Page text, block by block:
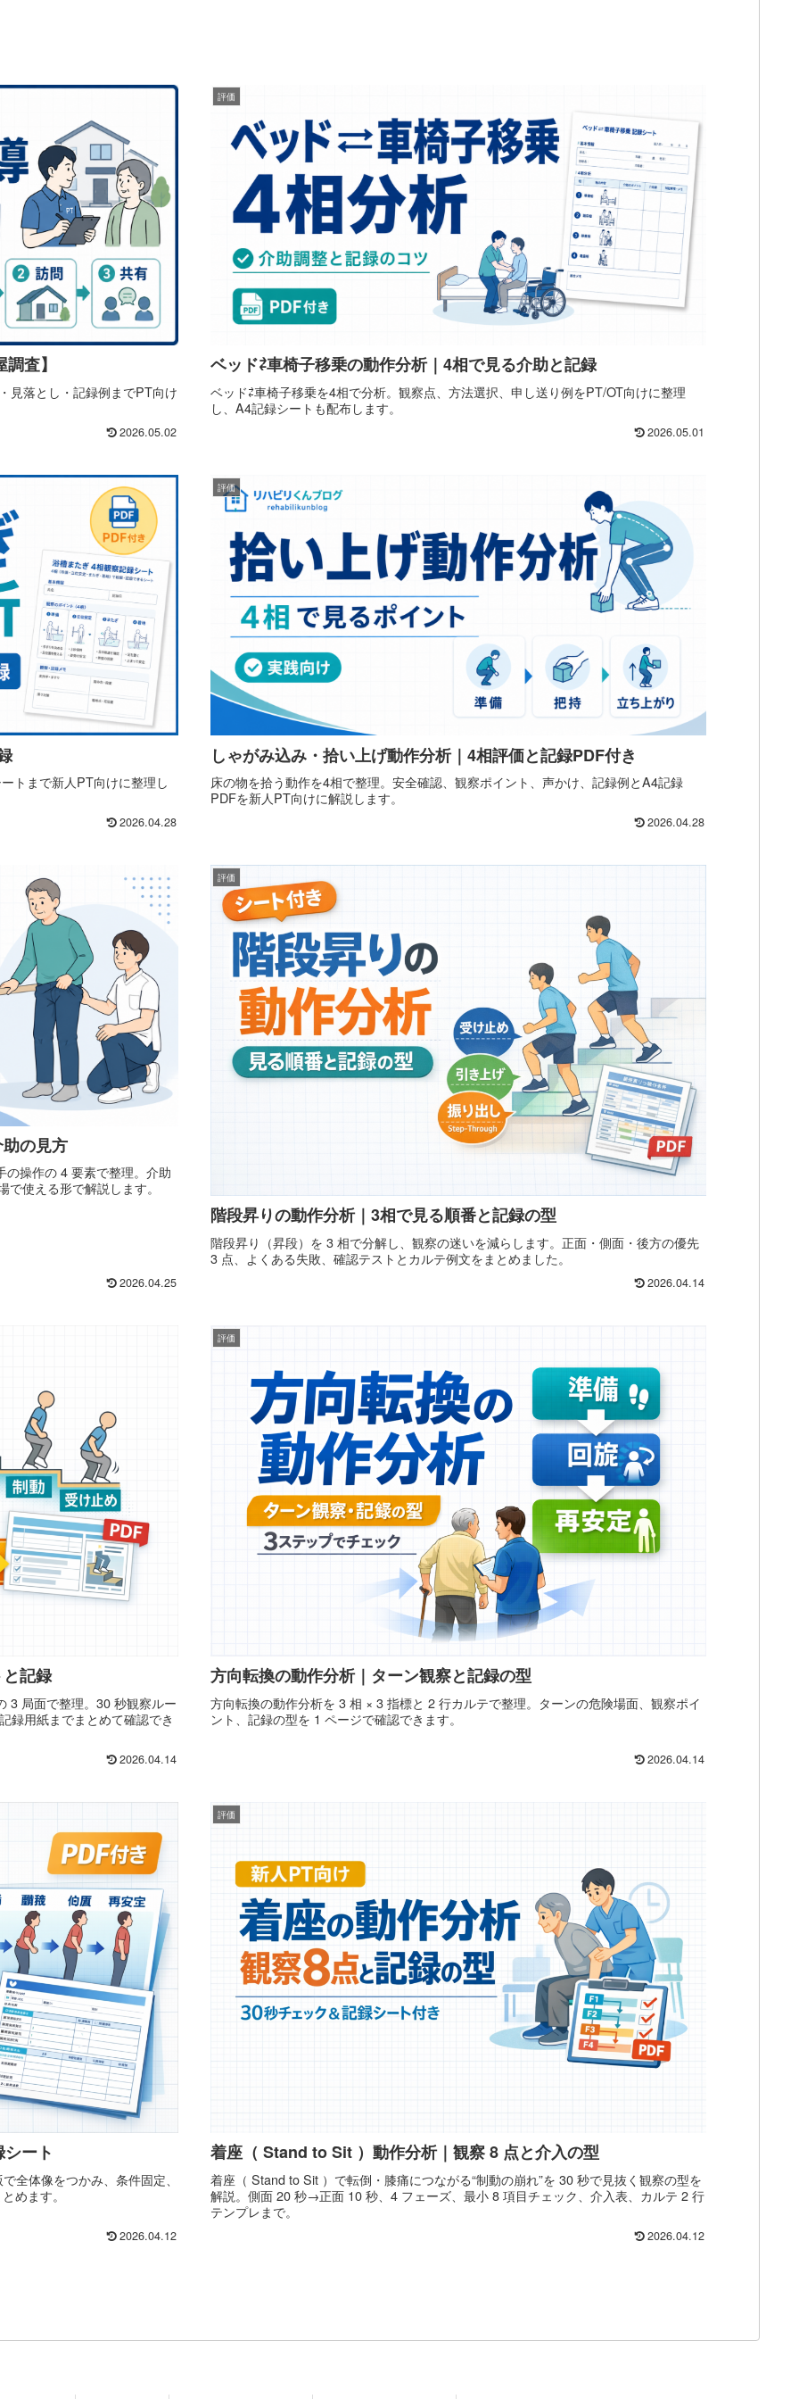
査】
見落とし・記録例までPT向け
2026.05.02
評価
ベッド⇄車椅子移乗の動作分析｜4相で見る介助と記録
ベッド⇄車椅子移乗を4相で分析。観察点、方法選択、申し送り例をPT/OT向けに整理
し、A4記録シートも配布します。
2026.05.01
トまで新人PT向けに整理し
2026.04.28
評価
しゃがみ込み・拾い上げ動作分析｜4相評価と記録PDF付き
床の物を拾う動作を4相で整理。安全確認、観察ポイント、声かけ、記録例とA4記録
PDFを新人PT向けに解説します。
2026.04.28
の見方
操作の 4 要素で整理。介助
使える形で解説します。
2026.04.25
評価
階段昇りの動作分析｜3相で見る順番と記録の型
階段昇り（昇段）を 3 相で分解し、観察の迷いを減らします。正面・側面・後方の優先
3 点、よくある失敗、確認テストとカルテ例文をまとめました。
2026.04.14
記録
3 局面で整理。30 秒観察ルー
録用紙までまとめて確認でき
2026.04.14
評価
方向転換の動作分析｜ターン観察と記録の型
方向転換の動作分析を 3 相 × 3 指標と 2 行カルテで整理。ターンの危険場面、観察ポイ
ント、記録の型を 1 ページで確認できます。
2026.04.14
ート
全体像をつかみ、条件固定、
めます。
2026.04.12
評価
着座（ Stand to Sit ）動作分析｜観察 8 点と介入の型
着座（ Stand to Sit ）で転倒・膝痛につながる“制動の崩れ”を 30 秒で見抜く観察の型を
解説。側面 20 秒→正面 10 秒、4 フェーズ、最小 8 項目チェック、介入表、カルテ 2 行
テンプレまで。
2026.04.12